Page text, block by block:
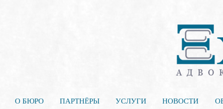
О БЮРО ПАРТНЁРЫ УСЛУГИ НОВОСТИ